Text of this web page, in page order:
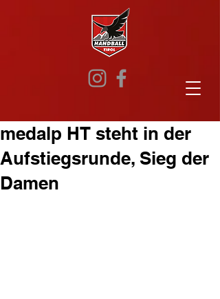
medalp HT steht in der
Aufstiegsrunde, Sieg der
Damen